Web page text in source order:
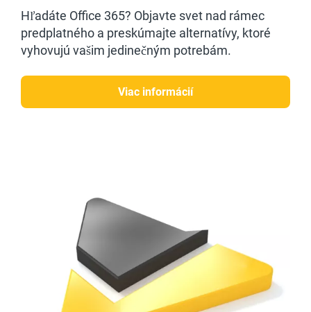
Hľadáte Office 365? Objavte svet nad rámec
predplatného a preskúmajte alternatívy, ktoré
vyhovujú vašim jedinečným potrebám.
Viac informácií